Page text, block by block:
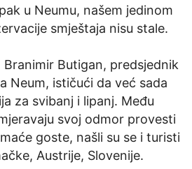
u Neumu, našem jedinom
smještaja nisu stale.
Butigan, predsjednik
Neum, ističući da već sada
za svibanj i lipanj. Među
svoj odmor provesti
goste, našli su se i turisti
Austrije, Slovenije.